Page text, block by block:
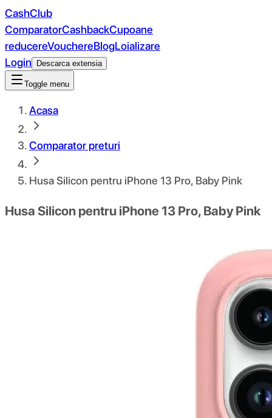
CashClub
ComparatorCashbackCupoane
reducereVouchereBlogLoializare
Login
Descarca extensia
Toggle menu
Acasa
Comparator preturi
Husa Silicon pentru iPhone 13 Pro, Baby Pink
Husa Silicon pentru iPhone 13 Pro, Baby Pink